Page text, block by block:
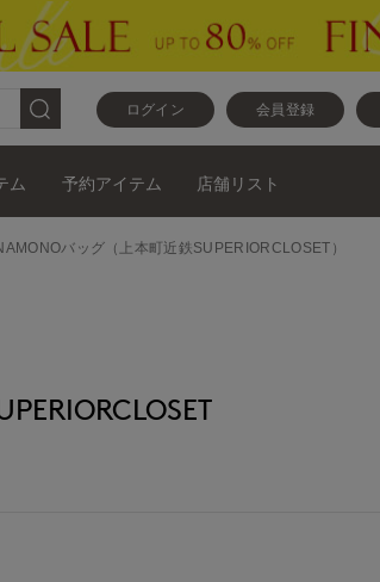
ログイン 会員登録
ム 予約アイテム 店舗リスト
バッグ（上本町近鉄SUPERIORCLOSET）